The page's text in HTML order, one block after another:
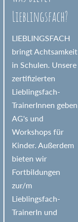
Lieblingsfach?
LIEBLINGSFACH
bringt Achtsamkeit
in Schulen. Unsere
zertifizierten
Lieblingsfach-
TrainerInnen geben
AG's und
Workshops für
Kinder. Außerdem
bieten wir
Fortbildungen
zur/m
Lieblingsfach-
TrainerIn und